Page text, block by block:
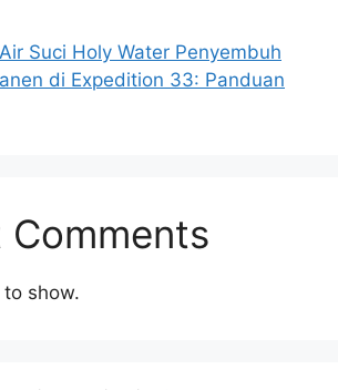
Suci Holy Water Penyembuh
di Expedition 33: Panduan
Comments
show.